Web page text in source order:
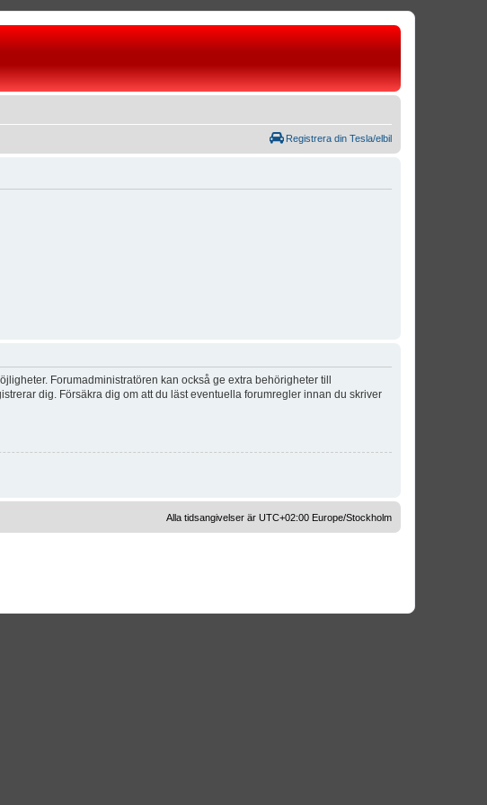
Registrera din Tesla/elbil
Forumadministratören kan också ge extra behörigheter till
dig. Försäkra dig om att du läst eventuella forumregler innan du skriver
Alla tidsangivelser är UTC+02:00 Europe/Stockholm